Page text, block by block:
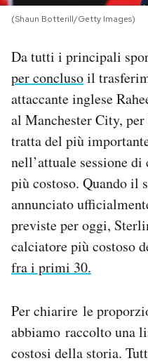
SHOP
CALENDARIO
Area Personale
Newsletter
Notifiche mobile
Regala il Post
Hai bisogno di aiuto?
(Shaun Botterill/Getty Images)
Da tutti i principali
per conclusoil
attaccante inglese
al Manchester City,
tratta del più
nell’attuale sessione
più costoso. Quando il
annunciato
previste per oggi,
calciatore più costoso
fra i primi 30.
Per chiarire le
abbiamo raccolto una
costosi della storia.